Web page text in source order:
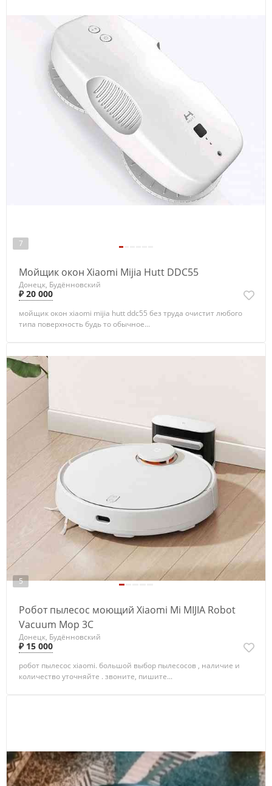
7
Мойщик окон Xiaomi Mijia Hutt DDC55
Донецк, Будённовский
₽ 20 000
мойщик окон xiaomi mijia hutt ddc55 без труда очистит любого
типа поверхность будь то обычное...
5
Робот пылесос моющий Xiaomi Mi MIJIA Robot
Vacuum Mop 3C
Донецк, Будённовский
₽ 15 000
робот пылесос xiaomi. большой выбор пылесосов , наличие и
количество уточняйте . звоните, пишите...